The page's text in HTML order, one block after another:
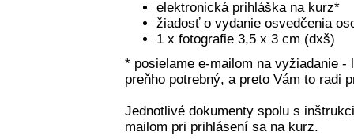
elektronická prihláška na kurz*
žiadosť o vydanie osvedčenia
1 x fotografie 3,5 x 3 cm (dxš)
* posielame e-mailom na vyžiadanie
preňho potrebný, a preto Vám to radi
Jednotlivé dokumenty spolu s
mailom pri prihlásení sa na kurz.